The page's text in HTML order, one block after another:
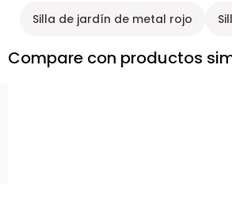
Silla de jardín de metal rojo
Compare con productos